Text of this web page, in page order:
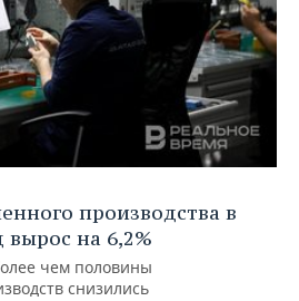
производства в
вырос на 6,2%
чем половины
снизились